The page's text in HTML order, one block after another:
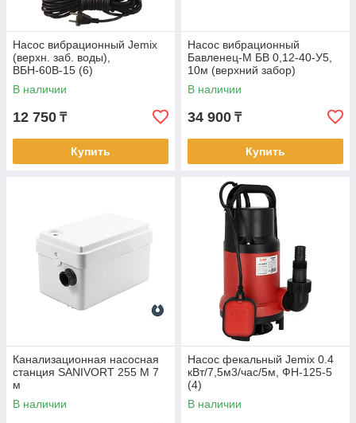
Насос вибрационный Jemix
(верхн. заб. воды),
ВБН-60В-15 (6)
В наличии
12 750 ₸
Купить
Насос вибрационный
Бавленец-М БВ 0,12-40-У5,
10м (верхний забор)
В наличии
34 900 ₸
Купить
Канализационная насосная
станция SANIVORT 255 M 7
м
В наличии
Насос фекальный Jemix 0.4
кВт/7,5м3/час/5м, ФН-125-5
(4)
В наличии